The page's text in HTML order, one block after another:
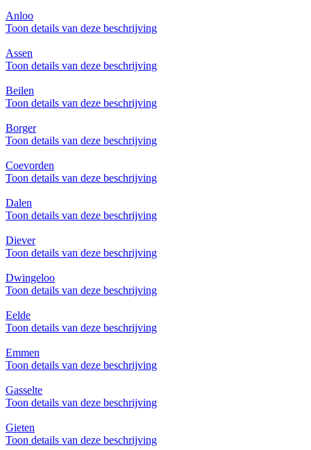
Anloo
Toon details van deze beschrijving
Assen
Toon details van deze beschrijving
Beilen
Toon details van deze beschrijving
Borger
Toon details van deze beschrijving
Coevorden
Toon details van deze beschrijving
Dalen
Toon details van deze beschrijving
Diever
Toon details van deze beschrijving
Dwingeloo
Toon details van deze beschrijving
Eelde
Toon details van deze beschrijving
Emmen
Toon details van deze beschrijving
Gasselte
Toon details van deze beschrijving
Gieten
Toon details van deze beschrijving